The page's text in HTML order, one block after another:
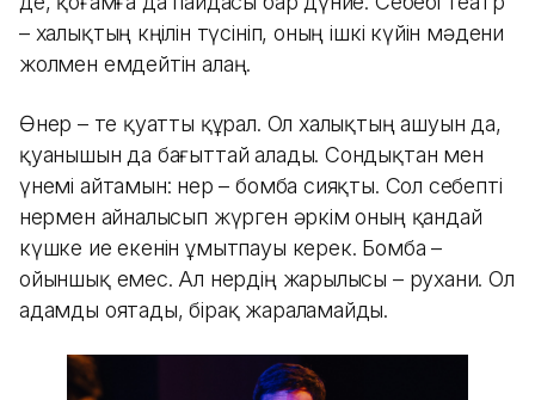
– халықтың көңілін түсініп, оның ішкі күйін мәдени
жолмен емдейтін алаң.
Өнер – өте қуатты құрал. Ол халықтың ашуын да,
қуанышын да бағыттай алады. Сондықтан мен
үнемі айтамын: өнер – бомба сияқты. Сол себепті
өнермен айналысып жүрген әркім оның қандай
күшке ие екенін ұмытпауы керек. Бомба –
ойыншық емес. Ал өнердің жарылысы – рухани. Ол
адамды оятады, бірақ жараламайды.